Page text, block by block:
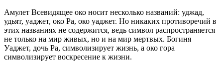
Амулет Всевидящее око носит несколько названий: уджад,
удьят, уаджет, око Ра, око уаджет. Но никаких противоречий в
этих названиях не содержится, ведь символ распространяется
не только на мир живых, но и на мир мертвых. Богиня
Уаджет, дочь Ра, символизирует жизнь, а око гора
символизирует воскресение к жизни.